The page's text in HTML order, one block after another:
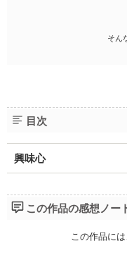
そん
目次
興味心
この作品の感想ノー
この作品に